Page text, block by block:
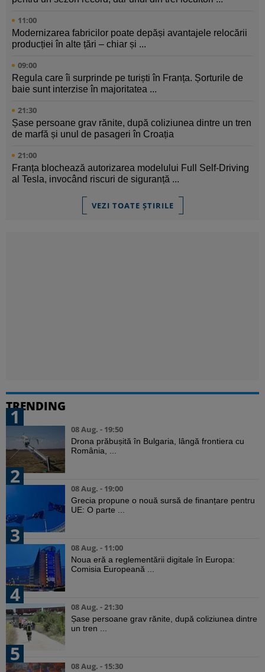
11:00
Modernizarea fabricilor poate depăși avantajele relocării
producției în alte țări – chiar și ...
09:00
Regula care îi surprinde pe turiști în Franța. Șorturile de
baie sunt interzise în majoritatea ...
21:30
Șase persoane grav rănite, după coliziunea dintre un tren
de marfă și unul de pasageri în Croația
21:00
Franța blochează autorizarea modelului Full Self-Driving
al Tesla, invocând riscuri de siguranță ...
VEZI TOATE ȘTIRILE
TRENDING
1
08 Aug. - 19:50
Drona prăbușită în Bulgaria, lângă frontiera cu
România, ...
2
08 Aug. - 19:00
Grecia propune o nouă sursă de finanțare pentru
UE: O parte ...
3
08 Aug. - 11:00
Noua eră a reglementării digitale în Europa:
Comisia Europeană ...
4
08 Aug. - 21:30
Șase persoane grav rănite, după coliziunea dintre
un tren ...
5
08 Aug. - 15:30